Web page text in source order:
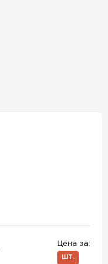
Цена за:
ШТ.